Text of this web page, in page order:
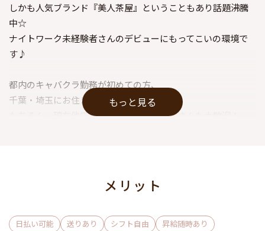
しかも人気ブランド『美人茶屋』ということもあり話題沸騰
中☆
ナイトワーク未経験者さんのデビューにもってこいの環境で
す♪
都内のキャバクラ勤務が初めての方、
千葉・埼玉にお住まいの方も積極採用中！
もちろん、現在他店に在籍している経験者さんも大歓迎！
お客様と楽しく会話をし、お酒を作るお仕事です。
もっと見る
メリット
日払い可能 送りあり シフト自由
昇給随時あり